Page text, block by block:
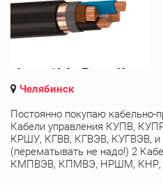
Челябинск
Постоянно покупаю кабельно-
Кабели управления КУПВ,
КРШУ, КГВВ, КГВЭВ, КУГВЭВ, и
(перематывать не надо!) 2
КМПВЭВ, КПМВЭ, НРШМ, КНР,